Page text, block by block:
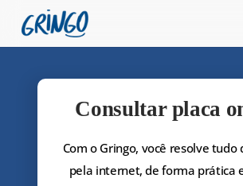
Pular
para
conteúdo
Consultar placa
Com o Gringo, você resolve tudo
pela internet, de forma prática